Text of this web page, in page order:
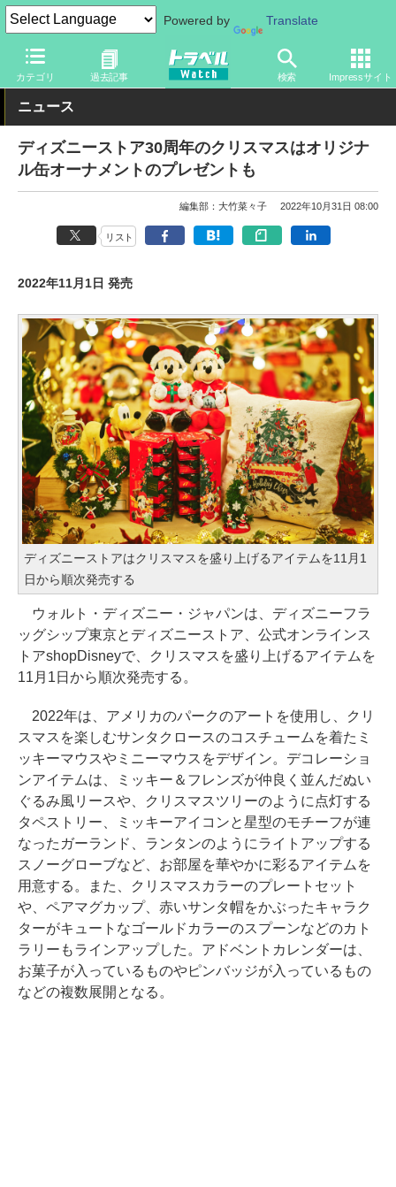
Powered by Translate
カテゴリ 過去記事 検索 Impressサイト
トラベル Watch 旅のアイテム 旅行グッズ キャラクター
ニュース
ディズニーストア30周年のクリスマスはオリジナ
ル缶オーナメントのプレゼントも
編集部：大竹菜々子 2022年10月31日 08:00
リスト
2022年11月1日 発売
ディズニーストアはクリスマスを盛り上げるアイテムを11月1
日から順次発売する
ウォルト・ディズニー・ジャパンは、ディズニーフラ
ッグシップ東京とディズニーストア、公式オンラインス
トアshopDisneyで、クリスマスを盛り上げるアイテムを
11月1日から順次発売する。
2022年は、アメリカのパークのアートを使用し、クリ
スマスを楽しむサンタクロースのコスチュームを着たミ
ッキーマウスやミニーマウスをデザイン。デコレーショ
ンアイテムは、ミッキー＆フレンズが仲良く並んだぬい
ぐるみ風リースや、クリスマスツリーのように点灯する
タペストリー、ミッキーアイコンと星型のモチーフが連
なったガーランド、ランタンのようにライトアップする
スノーグローブなど、お部屋を華やかに彩るアイテムを
用意する。また、クリスマスカラーのプレートセット
や、ペアマグカップ、赤いサンタ帽をかぶったキャラク
ターがキュートなゴールドカラーのスプーンなどのカト
ラリーもラインアップした。アドベントカレンダーは、
お菓子が入っているものやピンバッジが入っているもの
などの複数展開となる。